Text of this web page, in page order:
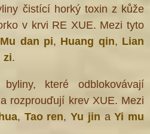
čistící horký toxin z kůže
v krvi RE XUE. Mezi tyto
Mu dan pi, Huang qin, Lian
zi.
které odblokovávají
rozprouďují krev XUE. Mezi
, Tao ren,Yu jin aYi mu